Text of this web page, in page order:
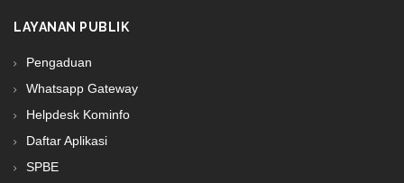
LAYANAN PUBLIK
Pengaduan
Whatsapp Gateway
Helpdesk Kominfo
Daftar Aplikasi
SPBE